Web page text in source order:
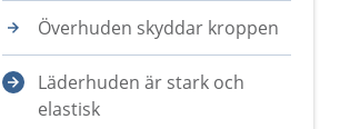
Överhuden skyddar kroppen
Läderhuden är stark och
elastisk